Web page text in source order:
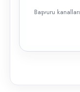
Başvuru kanalları